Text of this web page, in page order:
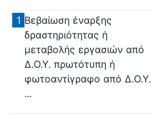
1 Βεβαίωση έναρξης
δραστηριότητας ή
μεταβολής εργασιών από
Δ.Ο.Υ. πρωτότυπη ή
φωτοαντίγραφο από Δ.Ο.Υ.
...